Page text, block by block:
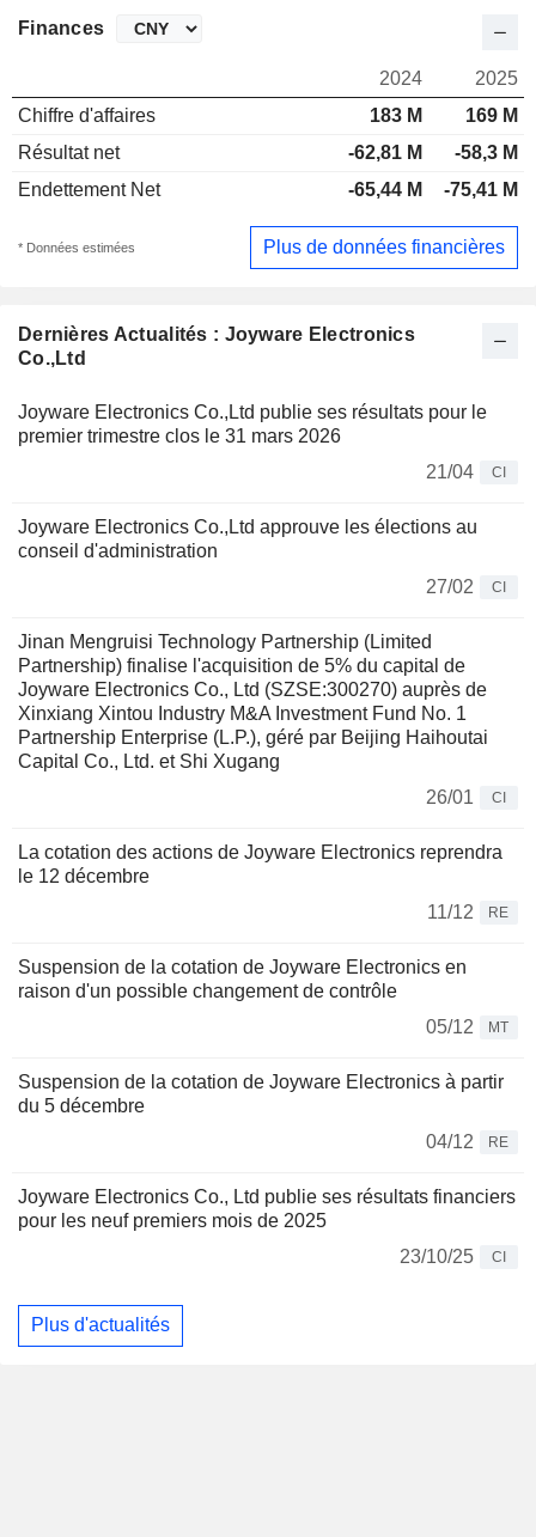
Dernières Actualités : Joyware Electronics
Co.,Ltd
Joyware Electronics Co.,Ltd publie ses résultats pour le
premier trimestre clos le 31 mars 2026
21/04
CI
Joyware Electronics Co.,Ltd approuve les élections au
conseil d'administration
27/02
CI
Jinan Mengruisi Technology Partnership (Limited
Partnership) finalise l'acquisition de 5% du capital de
Joyware Electronics Co., Ltd (SZSE:300270) auprès de
Xinxiang Xintou Industry M&A Investment Fund No. 1
Partnership Enterprise (L.P.), géré par Beijing Haihoutai
Capital Co., Ltd. et Shi Xugang
26/01
CI
La cotation des actions de Joyware Electronics reprendra
le 12 décembre
11/12
RE
Suspension de la cotation de Joyware Electronics en
raison d'un possible changement de contrôle
05/12
MT
Suspension de la cotation de Joyware Electronics à partir
du 5 décembre
04/12
RE
Joyware Electronics Co., Ltd publie ses résultats financiers
pour les neuf premiers mois de 2025
23/10/25
CI
Plus d'actualités
Finances
2024
2025
Chiffre d'affaires
183 M
169 M
Résultat net
-62,81 M
-58,3 M
Endettement Net
-65,44 M -75,41 M
* Données estimées Plus de données financières